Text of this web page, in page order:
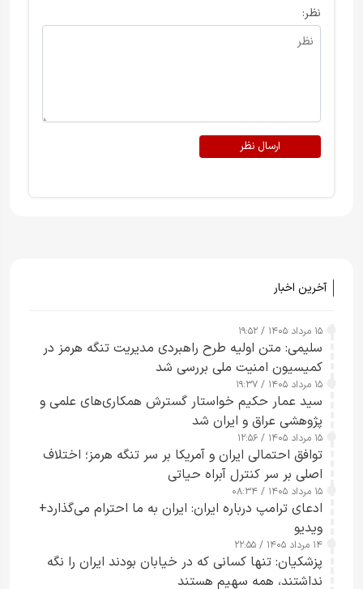
نظر:
ارسال نظر
آخرین اخبار
۱۵ مرداد ۱۴۰۵ / ۱۹:۵۲
سلیمی: متن اولیه طرح راهبردی مدیریت تنگه هرمز در
کمیسیون امنیت ملی بررسی شد
۱۵ مرداد ۱۴۰۵ / ۱۹:۳۷
سید عمار حکیم خواستار گسترش همکاری‌های علمی و
پژوهشی عراق و ایران شد
۱۵ مرداد ۱۴۰۵ / ۱۲:۵۶
توافق احتمالی ایران و آمریکا بر سر تنگه هرمز؛ اختلاف
اصلی بر سر کنترل آبراه حیاتی
۱۵ مرداد ۱۴۰۵ / ۰۸:۳۴
ادعای ترامپ درباره ایران: ایران به ما احترام می‌گذارد+
ویدیو
۱۴ مرداد ۱۴۰۵ / ۲۲:۵۵
پزشکیان: تنها کسانی که در خیابان بودند ایران را نگه
نداشتند، همه سهیم هستند